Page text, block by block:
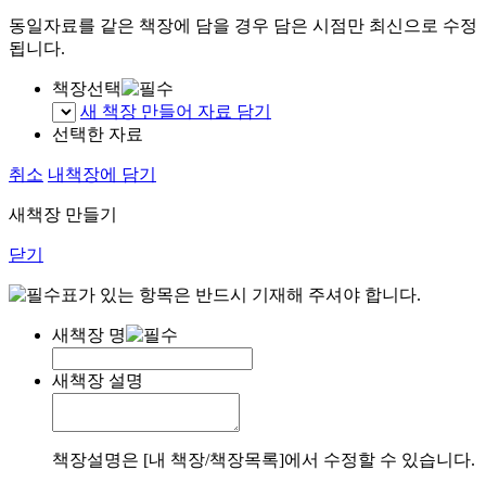
동일자료를 같은 책장에 담을 경우 담은 시점만 최신으로 수정
됩니다.
책장선택
새 책장 만들어 자료 담기
선택한 자료
취소 내책장에 담기
새책장 만들기
닫기
표가 있는 항목은 반드시 기재해 주셔야 합니다.
새책장 명
새책장 설명
책장설명은 [내 책장/책장목록]에서 수정할 수 있습니다.